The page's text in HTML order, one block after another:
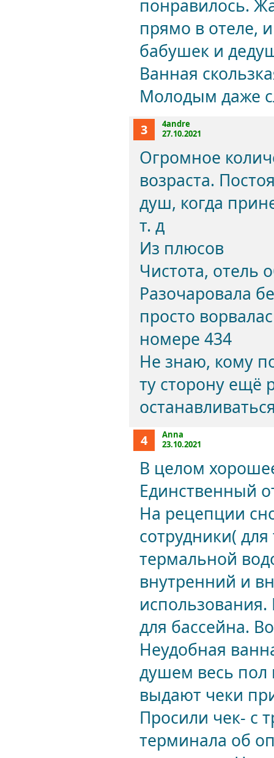
понравилось.
прямо в отеле,
бабушек и
Ванная
Молодым даже
3
4andre
27.10.2021
Огромное
возраста.
душ, когда
т. д
Из плюсов
Чистота, отель
Разочаровала
просто
номере 434
Не знаю, кому
ту сторону ещё
4
Anna
23.10.2021
В целом
Единственный
На рецепции
сотрудники(
термальной
внутренний и
для бассейна.
Неудобная
душем весь пол
выдают чеки
Просили чек- с
терминала об